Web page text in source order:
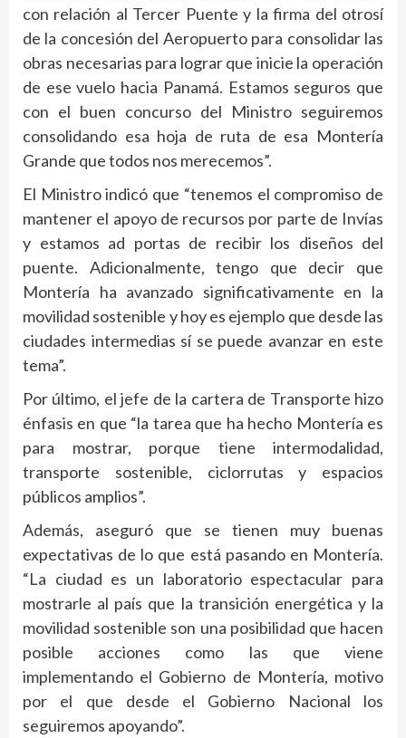
con relación al Tercer Puente y la firma del otrosí
de la concesión del Aeropuerto para consolidar las
obras necesarias para lograr que inicie la operación
de ese vuelo hacia Panamá. Estamos seguros que
con el buen concurso del Ministro seguiremos
consolidando esa hoja de ruta de esa Montería
Grande que todos nos merecemos”.
El Ministro indicó que “tenemos el compromiso de
mantener el apoyo de recursos por parte de Invías
y estamos ad portas de recibir los diseños del
puente. Adicionalmente, tengo que decir que
Montería ha avanzado significativamente en la
movilidad sostenible y hoy es ejemplo que desde las
ciudades intermedias sí se puede avanzar en este
tema”.
Por último, el jefe de la cartera de Transporte hizo
énfasis en que “la tarea que ha hecho Montería es
para mostrar, porque tiene intermodalidad,
transporte sostenible, ciclorrutas y espacios
públicos amplios”.
Además, aseguró que se tienen muy buenas
expectativas de lo que está pasando en Montería.
“La ciudad es un laboratorio espectacular para
mostrarle al país que la transición energética y la
movilidad sostenible son una posibilidad que hacen
posible acciones como las que viene
implementando el Gobierno de Montería, motivo
por el que desde el Gobierno Nacional los
seguiremos apoyando”.